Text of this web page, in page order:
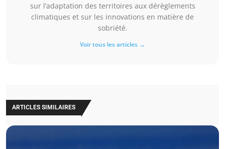
sur l’adaptation des territoires aux dérèglements
climatiques et sur les innovations en matière de
sobriété.
Voir tous les articles →
ARTICLES SIMILAIRES